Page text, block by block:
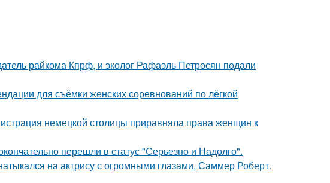
райкома Кпрф, и эколог Рафаэль Петросян подали
для съёмки женских соревнований по лёгкой
немецкой столицы приравняла права женщин к
перешли в статус "Серьезно и Надолго".
на актрису с огромными глазами, Саммер Роберт.